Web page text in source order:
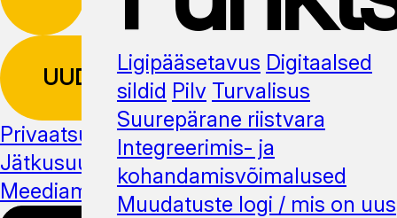
UUDISKIRI
Privaatsuspoliitika
Jätkusuutlikus
Meediamaterjal
Ligipääsetavus Digitaalsed
sildid Pilv Turvalisus
Suurepärane riistvara
Integreerimis- ja
kohandamisvõimalused
Muudatuste logi / mis on uus